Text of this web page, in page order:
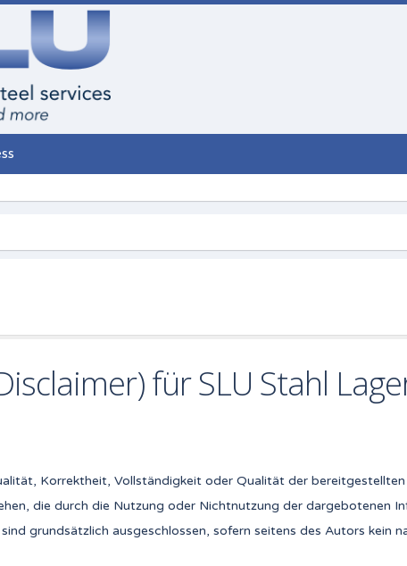
für SLU Stahl
Korrektheit, Vollständigkeit oder Qualität der
die durch die Nutzung oder Nichtnutzung der dargebotenen
grundsätzlich ausgeschlossen, sofern seitens des Autors kein